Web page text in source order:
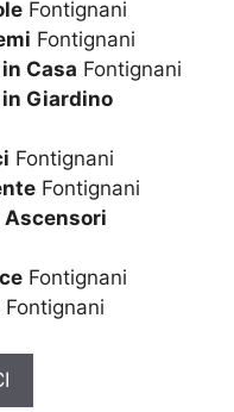
Fontignani
Fontignani
Casa Fontignani
Giardino
Fontignani
Fontignani
Fontignani
Fontignani